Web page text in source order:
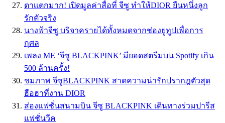
ตาเเตกมาก! เปิดมูลค่าสื่อที่ จีซู ทำให้DIOR ยืนหนึ่งลูก
รักตัวจริง
นางฟ้าจีซู บริจาครายได้ทั้งหมดจากช่องยูทูปเพื่อการ
กุศล
เพลง ME ‘จีซู BLACKPINK’ มียอดสตรีมบน Spotify เกิน
500 ล้านครั้ง!
ชมภาพ จีซูBLACKPINK สาดความน่ารักปรากฎตัวสุด
ฮือฮาที่งาน DIOR
ส่องแฟชั่นสนามบิน จีซู BLACKPINK เดินทางร่วมปารีส
แฟชั่นวีค